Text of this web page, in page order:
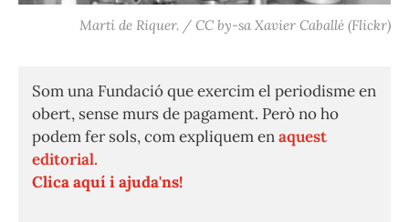
Martí de Riquer. / CC by-sa Xavier Caballé (Flickr)
Som una Fundació que exercim el periodisme en
obert, sense murs de pagament. Però no ho
podem fer sols, com expliquem enaquest
editorial.
Clica aquí i ajuda'ns!